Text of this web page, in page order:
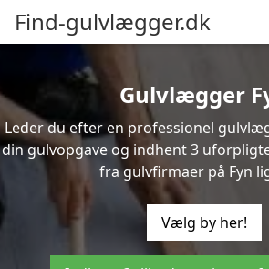
Find-gulvlægger.dk
Gulvlægger
Leder du efter en professionel
din gulvopgave og indhent 3
fra gulvfirmaer på Fyn
Vælg by her!